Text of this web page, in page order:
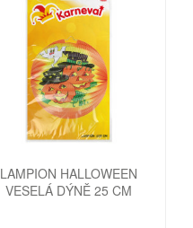
LAMPION HALLOWEEN
VESELÁ DÝNĚ 25 CM